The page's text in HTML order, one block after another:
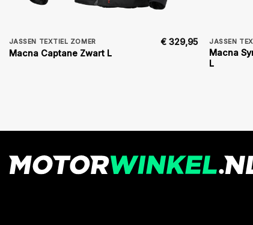
JASSEN TEXTIEL ZOMER
Macna Captane Zwart L
€329,95 JASSEN
Macna
L